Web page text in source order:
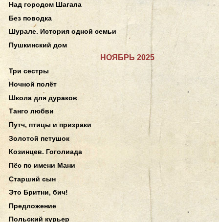
Над городом Шагала
Без поводка
Шурале. История одной семьи
Пушкинский дом
НОЯБРЬ 2025
Три сестры
Ночной полёт
Школа для дураков
Танго любви
Путч, птицы и призраки
Золотой петушок
Козинцев. Гоголиада
Пёс по имени Мани
Старший сын
Это Бритни, бич!
Предложение
Польский курьер